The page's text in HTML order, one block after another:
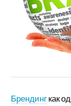
Брендингкак